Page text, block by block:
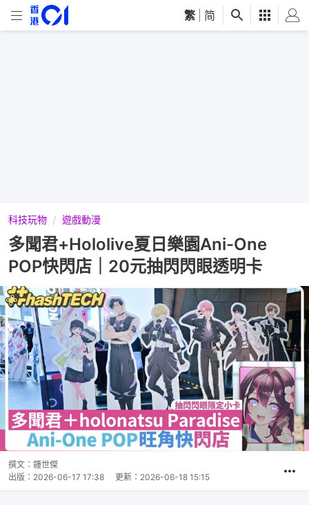
繁 简
科技玩物 遊戲動漫
多聞君+Hololive夏日樂園Ani-One
POP快閃店｜20元抽閃閃眼透明卡
撰文： 鍾世傑
出版： 2026-06-17 17:38 更新： 2026-06-18 15:15